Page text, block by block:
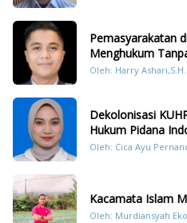
Pemasyarakatan
Menghukum
Oleh: Harry Ashari,S.H.
Dekolonisasi
Hukum Pidana
Oleh: Cica Ayu
Kacamata Islam
Oleh: Murdiansyah